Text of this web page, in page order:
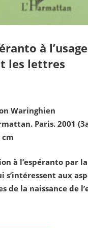
à
les lettres
Waringhien
Paris. 2001
cm
à l’espéranto par
s’intéressent aux
de la naissance de